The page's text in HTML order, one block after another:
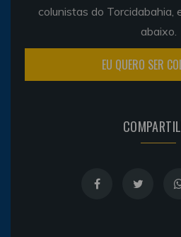
colunistas do Torcidabahia,
abaixo.
EU QUERO SER